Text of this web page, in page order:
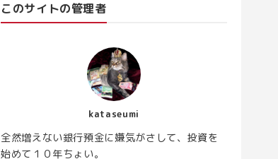
このサイトの管理者
kataseumi
全然増えない銀行預金に嫌気がさして、投資を
始めて１０年ちょい。